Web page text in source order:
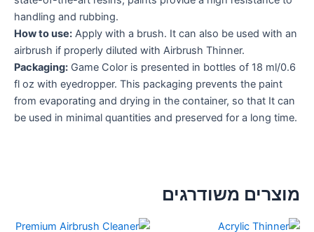
handling and rubbing.
How to use: Apply with a brush. It can also be used with an
airbrush if properly diluted with Airbrush Thinner.
Packaging: Game Color is presented in bottles of 18 ml/0.6
fl oz with eyedropper. This packaging prevents the paint
from evaporating and drying in the container, so that It can
be used in minimal quantities and preserved for a long time.
מוצרים משודרגים